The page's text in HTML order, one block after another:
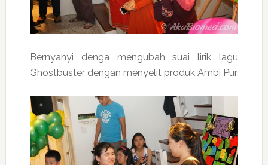
Bernyanyi denga mengubah suai lirik lagu
Ghostbuster dengan menyelit produk Ambi Pur